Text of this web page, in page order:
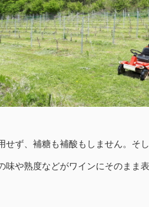
せず、補糖も補酸もしません。そ
や熟度などがワインにそのまま